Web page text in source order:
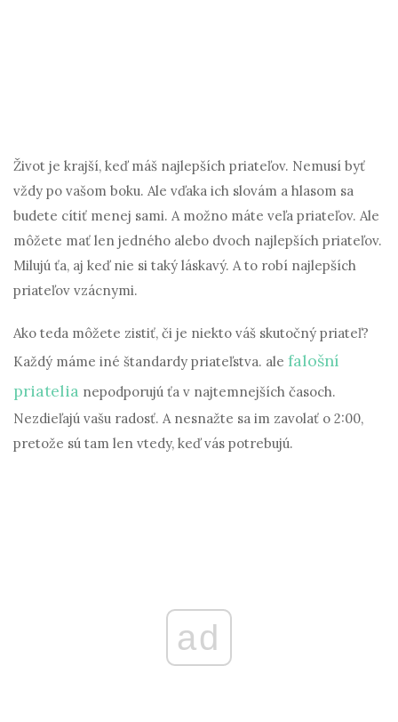
Život je krajší, keď máš najlepších priateľov. Nemusí byť
vždy po vašom boku. Ale vďaka ich slovám a hlasom sa
budete cítiť menej sami. A možno máte veľa priateľov. Ale
môžete mať len jedného alebo dvoch najlepších priateľov.
Milujú ťa, aj keď nie si taký láskavý. A to robí najlepších
priateľov vzácnymi.
Ako teda môžete zistiť, či je niekto váš skutočný priateľ?
Každý máme iné štandardy priateľstva. ale falošní
priatelia nepodporujú ťa v najtemnejších časoch.
Nezdieľajú vašu radosť. A nesnažte sa im zavolať o 2:00,
pretože sú tam len vtedy, keď vás potrebujú.
ad